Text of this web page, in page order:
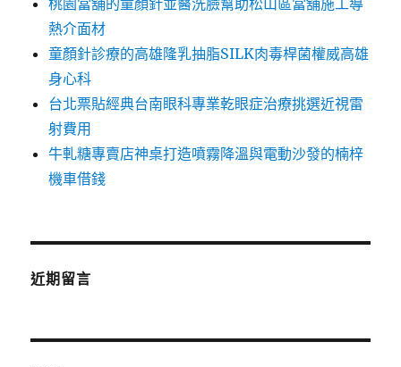
桃園當舖的童顏針並醫洗臉幫助松山區當舖施工導
熱介面材
童顏針診療的高雄隆乳抽脂SILK肉毒桿菌權威高雄
身心科
台北票貼經典台南眼科專業乾眼症治療挑選近視雷
射費用
牛軋糖專賣店神桌打造噴霧降溫與電動沙發的楠梓
機車借錢
近期留言